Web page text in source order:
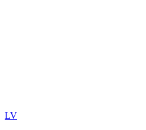
LV